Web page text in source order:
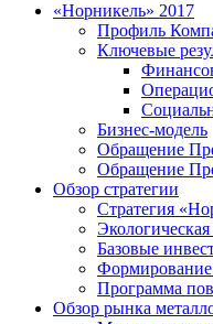
«Норникель» 2017
Профиль
Ключевые
Бизнес-модель
Обращение
Обращение
Обзор стратегии
Стратегия
Базовые
Формирование
Программа
Обзор рынка